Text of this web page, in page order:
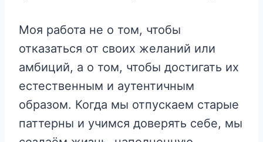
Моя работа не о том, чтобы
отказаться от своих желаний или
амбиций, а о том, чтобы достигать их
естественным и аутентичным
образом. Когда мы отпускаем старые
паттерны и учимся доверять себе, мы